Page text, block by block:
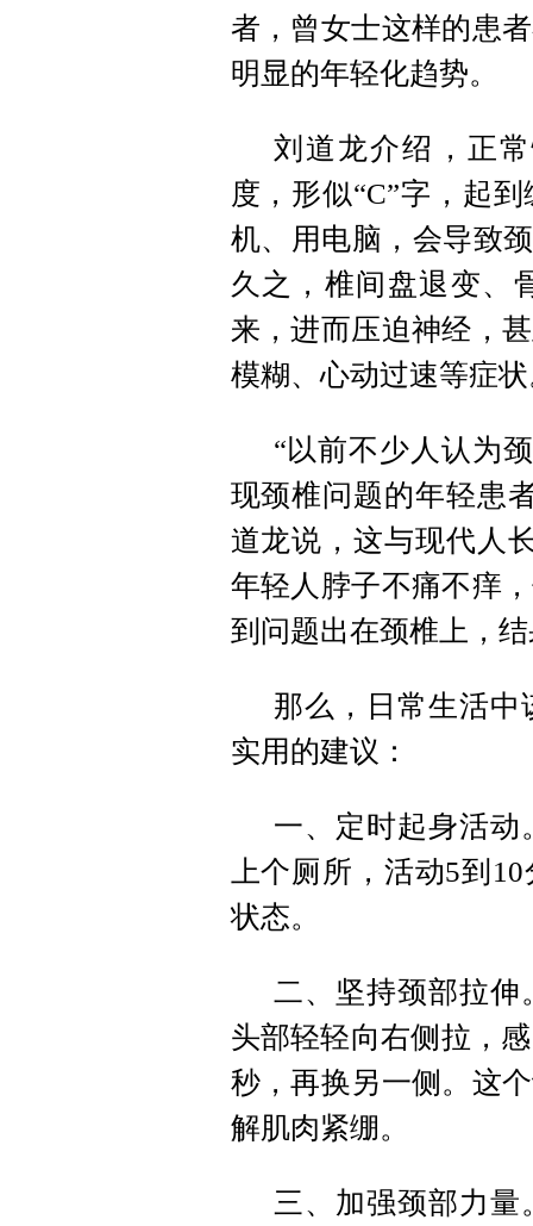
者，曾女士这样的患
明显的年轻化趋势。
刘道龙介绍，正
度，形似“C”字，起
机、用电脑，会导致
久之，椎间盘退变、
来，进而压迫神经，
模糊、心动过速等症
“以前不少人认为
现颈椎问题的年轻患
道龙说，这与现代人
年轻人脖子不痛不痒
到问题出在颈椎上，
那么，日常生活
实用的建议：
一、定时起身活动
上个厕所，活动5到
状态。
二、坚持颈部拉伸
头部轻轻向右侧拉，
秒，再换另一侧。这
解肌肉紧绷。
三、加强颈部力